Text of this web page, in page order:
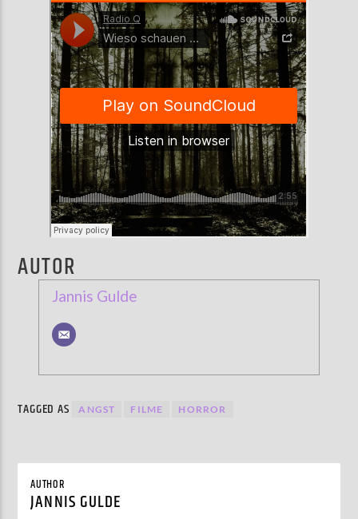
ZU HÖREN INMünster90,9 MHz Steinfurt103,9 MHz
AUTOR
Jannis Gulde
TAGGED AS ANGST FILME HORROR
AUTHOR
JANNIS GULDE